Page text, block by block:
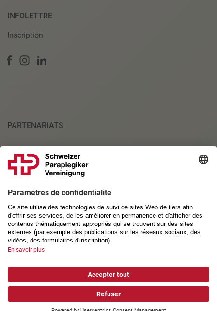
INFOLETTRE
Inscription
PARTENARIATS